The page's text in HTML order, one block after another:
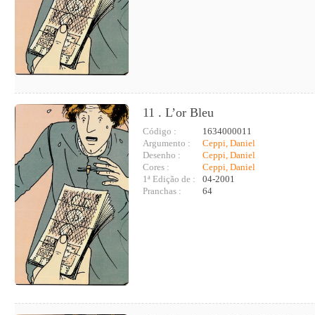
11 . L’or Bleu
Código :
1634000011
Argumento :
Ceppi, Daniel
Desenho :
Ceppi, Daniel
Cores :
Ceppi, Daniel
1ª Edição de :
04-2001
Pranchas :
64